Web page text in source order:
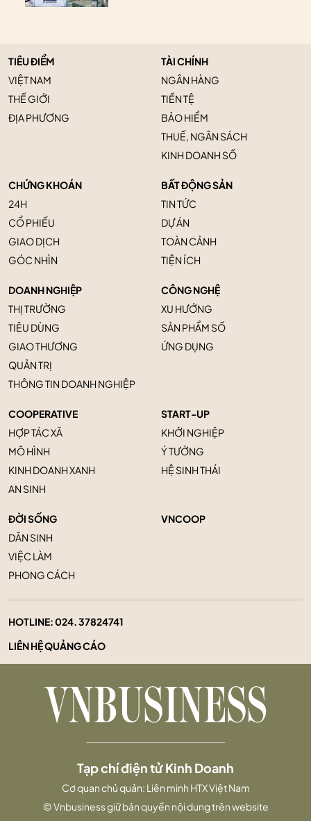
TIÊU ĐIỂM
VIỆT NAM
THẾ GIỚI
ĐỊA PHƯƠNG
TÀI CHÍNH
NGÂN HÀNG
TIỀN TỆ
BẢO HIỂM
THUẾ, NGÂN SÁCH
KINH DOANH SỐ
CHỨNG KHOÁN
24H
CỔ PHIẾU
GIAO DỊCH
GÓC NHÌN
BẤT ĐỘNG SẢN
TIN TỨC
DỰ ÁN
TOÀN CẢNH
TIỆN ÍCH
DOANH NGHIỆP
THỊ TRƯỜNG
TIÊU DÙNG
GIAO THƯƠNG
QUẢN TRỊ
THÔNG TIN DOANH NGHIỆP
CÔNG NGHỆ
XU HƯỚNG
SẢN PHẨM SỐ
ỨNG DỤNG
COOPERATIVE
HỢP TÁC XÃ
MÔ HÌNH
KINH DOANH XANH
AN SINH
START-UP
KHỞI NGHIỆP
Ý TƯỞNG
HỆ SINH THÁI
ĐỜI SỐNG
DÂN SINH
VIỆC LÀM
PHONG CÁCH
VNCOOP
HOTLINE:024. 37824741
LIÊN HỆ QUẢNG CÁO
Tạp chí điện tử Kinh Doanh
Cơ quan chủ quản: Liên minh HTX Việt Nam
© Vnbusiness giữ bản quyền nội dung trên website